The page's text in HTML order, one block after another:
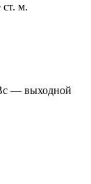
м.
— выходной